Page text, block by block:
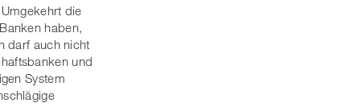
die
haben,
darf auch nicht
und
System